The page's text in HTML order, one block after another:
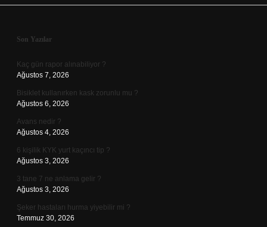
Sidebar
Son Yazılar
Kaç gün rapor alınabiliyor ?
Ağustos 7, 2026
Bisiklet kullanırken kask zorunlu mu ?
Ağustos 6, 2026
Avans nedir ?
Ağustos 4, 2026
6 kişilik KYK yurt kaçıncı tip ?
Ağustos 3, 2026
3 tane 7 ne anlama gelir ?
Ağustos 3, 2026
Şeker hastaları hurma yiyebilir mi ?
Temmuz 30, 2026